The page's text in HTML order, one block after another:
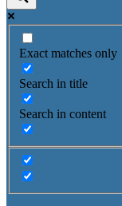
Exact matches only
Search in title
Search in content